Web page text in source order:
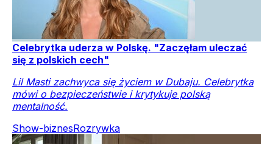
Celebrytka uderza w Polskę. "Zaczęłam uleczać
się z polskich cech"
Lil Masti zachwyca się życiem w Dubaju. Celebrytka
mówi o bezpieczeństwie i krytykuje polską
mentalność.
Show-biznesRozrywka